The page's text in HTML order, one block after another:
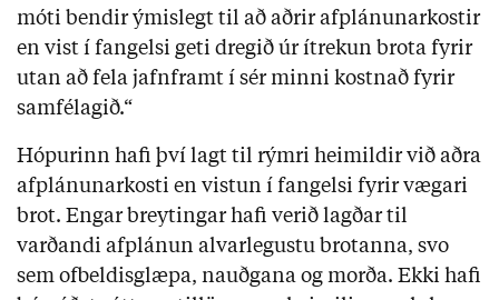
móti bendir ýmislegt til að aðrir afplánunarkostir
en vist í fangelsi geti dregið úr ítrekun brota fyrir
utan að fela jafnframt í sér minni kostnað fyrir
samfélagið.“
Hópurinn hafi því lagt til rýmri heimildir við aðra
afplánunarkosti en vistun í fangelsi fyrir vægari
brot. Engar breytingar hafi verið lagðar til
varðandi afplánun alvarlegustu brotanna, svo
sem ofbeldisglæpa, nauðgana og morða. Ekki hafi